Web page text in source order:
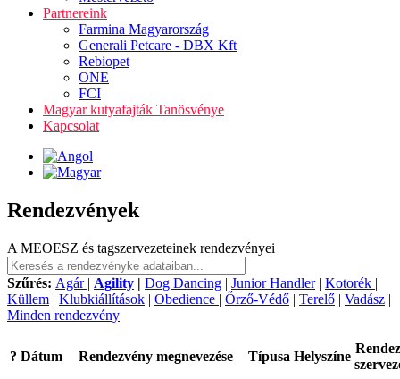
Partnereink
Farmina Magyarország
Generali Petcare - DBX Kft
Rebiopet
ONE
FCI
Magyar kutyafajták Tanösvénye
Kapcsolat
Rendezvények
A MEOESZ és tagszervezeteinek rendezvényei
Szűrés: Agár | Agility | Dog Dancing | Junior Handler| Kotorék |
Küllem | Klubkiállítások | Obedience | Őrző-Védő | Terelő | Vadász |
Minden rendezvény
? Dátum Rendezvény megnevezése Típusa Helyszíne